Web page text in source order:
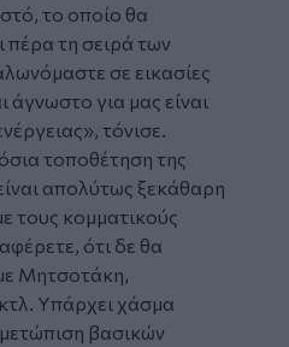
το οποίο θα
πέρα τη σειρά των
σε εικασίες
άγνωστο για μας είναι
τόνισε.
τοποθέτηση της
απολύτως ξεκάθαρη
τους κομματικούς
ότι δε θα
Μητσοτάκη,
Υπάρχει χάσμα
βασικών